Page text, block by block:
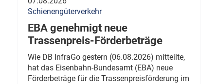
Schienengüterverkehr
EBA genehmigt neue
Trassenpreis-Förderbeträge
Wie DB InfraGo gestern (06.08.2026) mitteilte,
hat das Eisenbahn-Bundesamt (EBA) neue
Förderbeträge für die Trassenpreisförderung im